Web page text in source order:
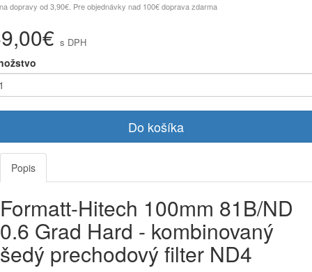
dopravy od 3,90€. Pre objednávky nad 100€ doprava zdarma
s DPH
Do košíka
Popis
Formatt-Hitech 100mm 81B/ND
0.6 Grad Hard - kombinovaný
šedý prechodový filter ND4